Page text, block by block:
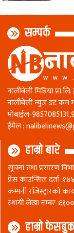
सम्पर्क
नालीबेली मिडिया
नालीबेली न्युज डट कम
माेबाईल-
ईमेल :
हाम्रो बारे
सूचना तथा प्रसारण
प्रेस काउन्सिल दर्ता
कम्पनी रजिस्ट्रारकाे
स्थायी लेखा नम्बर
हाम्रो फेसबुक